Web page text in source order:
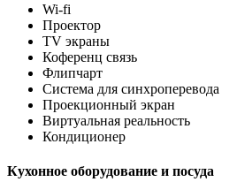
Wi-fi
Проектор
TV экраны
Коференц связь
Флипчарт
Система для синхроперевода
Проекционный экран
Виртуальная реальность
Кондиционер
Кухонное оборудование и посуда